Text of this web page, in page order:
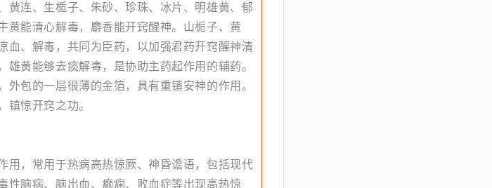
黄连、生栀子、朱砂、珍珠、冰片、明雄黄、郁
黄能清心解毒，麝香能开窍醒神。山栀子、黄
血、解毒，共同为臣药，以加强君药开窍醒神清
黄能够去痰解毒，是协助主药起作用的辅药。
包的一层很薄的金箔，具有重镇安神的作用。
镇惊开窍之功。
用，常用于热病高热惊厥、神昏谵语，包括现代
性脑病、脑出血、癫痫、败血症等出现高热惊